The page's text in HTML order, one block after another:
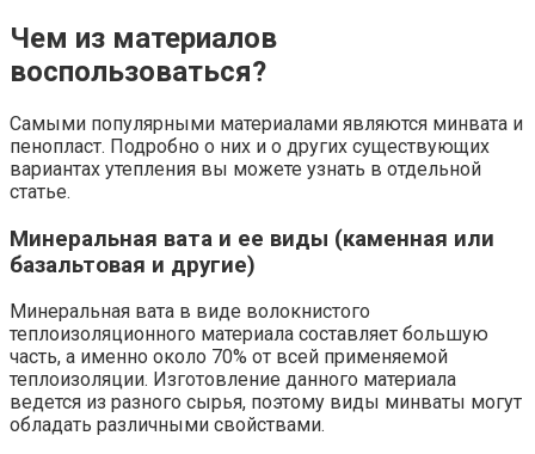
Чем из материалов
воспользоваться?
Самыми популярными материалами являются минвата и
пенопласт. Подробно о них и о других существующих
вариантах утепления вы можете узнать в отдельной
статье.
Минеральная вата и ее виды (каменная или
базальтовая и другие)
Минеральная вата в виде волокнистого
теплоизоляционного материала составляет большую
часть, а именно около 70% от всей применяемой
теплоизоляции. Изготовление данного материала
ведется из разного сырья, поэтому виды минваты могут
обладать различными свойствами.